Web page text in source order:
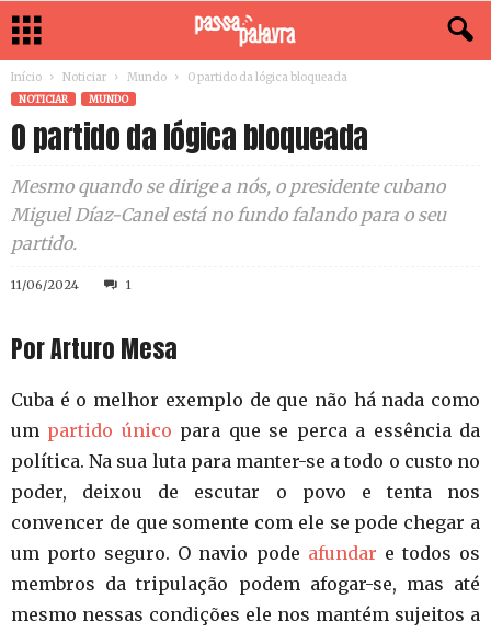
Início Noticiar Mundo O partido da lógica bloqueada
NOTICIAR MUNDO
O partido da lógica bloqueada
Mesmo quando se dirige a nós, o presidente cubano
Miguel Díaz-Canel está no fundo falando para o seu
partido.
11/06/2024 1
Por Arturo Mesa
Cuba é o melhor exemplo de que não há nada como
um partido único para que se perca a essência da
política. Na sua luta para manter-se a todo o custo no
poder, deixou de escutar o povo e tenta nos
convencer de que somente com ele se pode chegar a
um porto seguro. O navio pode afundar e todos os
membros da tripulação podem afogar-se, mas até
mesmo nessas condições ele nos mantém sujeitos a